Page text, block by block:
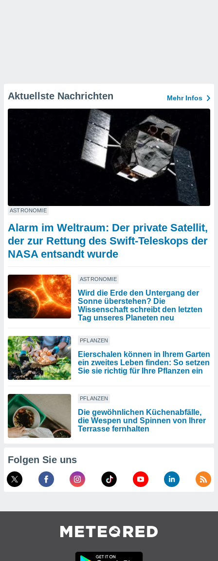
Aktuellste Nachrichten Mehr Infos
ASTRONOMIE
Alarm im Weltraum: Der private Satellit,
der zur Rettung des Swift-Teleskops der
NASA entsandt wurde
ASTRONOMIE
Wird die Erde den Untergang der
Sonne überstehen? Die
Wissenschaft schreibt den letzten
Tag unseres Planeten neu
PFLANZEN
Eierschalen können in Ihrem Garten
ein zweites Leben finden: So setzen
Sie sie richtig für Ihre Pflanzen ein
PFLANZEN
Die gewöhnlichen Küchenabfälle,
die Wespen und Spinnen von Ihrer
Terrasse fernhalten
Folgen Sie uns